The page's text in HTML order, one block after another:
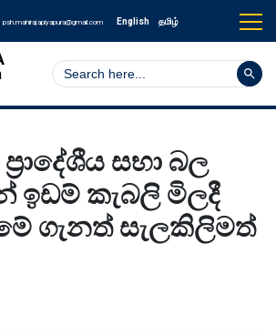
psh.mahirajapiyapura@gmail.com English தமிழ்
Search
for:
Search
සභා බල
ඉඩම් කැබලි මිලදී
ගැනත් සැලකිලිමත්